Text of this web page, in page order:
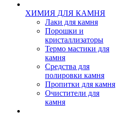
ХИМИЯ ДЛЯ КАМНЯ
Лаки для камня
Порошки и
кристаллизаторы
Термо мастики для
камня
Средства для
полировки камня
Пропитки для камня
Очистители для
камня